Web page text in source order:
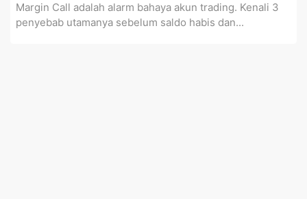
Margin Call adalah alarm bahaya akun trading. Kenali 3
penyebab utamanya sebelum saldo habis dan...